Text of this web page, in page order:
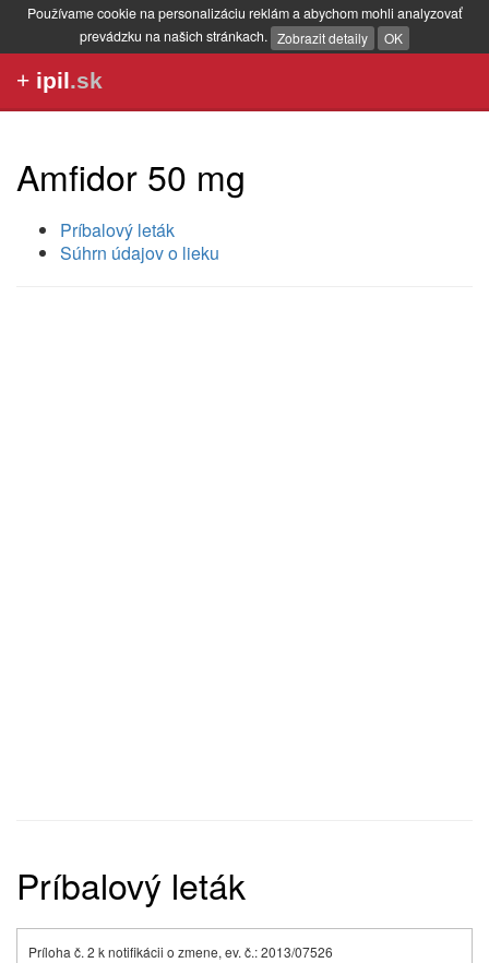
Používame cookie na personalizáciu reklám a abychom mohli analyzovať
prevádzku na našich stránkach. Zobrazit detaily OK
+ ipil.sk
Amfidor 50 mg
Príbalový leták
Súhrn údajov o lieku
Príbalový leták
Príloha č. 2 k notifikácii o zmene, ev. č.: 2013/07526